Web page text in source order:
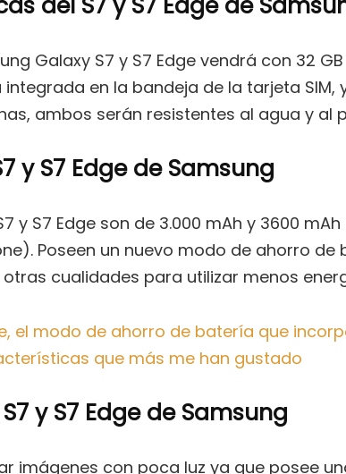
Galaxy S7 y S7 Edge vendrá con 32
en la bandeja de la tarjeta
ambos serán resistentes al agua y al
y S7 Edge de Samsung
y S7 Edge son de 3.000 mAh y 3600
Poseen un nuevo modo de ahorro
cualidades para utilizar menos
el modo de ahorro de batería que
que más me han gustado
y S7 Edge de Samsung
imágenes con poca luz ya que posee